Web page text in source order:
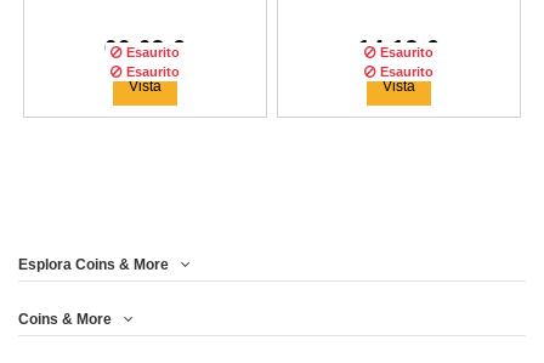
66,63 €
Esaurito
Vista
14,13 €
Esaurito
Vista
Esaurito Esaurito
Esplora Coins & More
Coins & More